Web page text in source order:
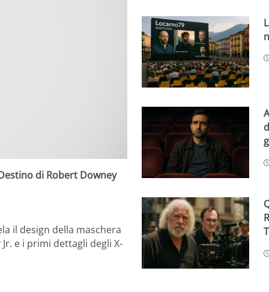
di Robert Downey
il design della maschera
e i primi dettagli degli X-